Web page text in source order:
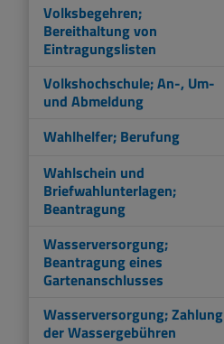
Volksbegehren;
Bereithaltung von
Eintragungslisten
Volkshochschule; An-, Um-
und Abmeldung
Wahlhelfer; Berufung
Wahlschein und
Briefwahlunterlagen;
Beantragung
Wasserversorgung;
Beantragung eines
Gartenanschlusses
Wasserversorgung; Zahlung
der Wassergebühren